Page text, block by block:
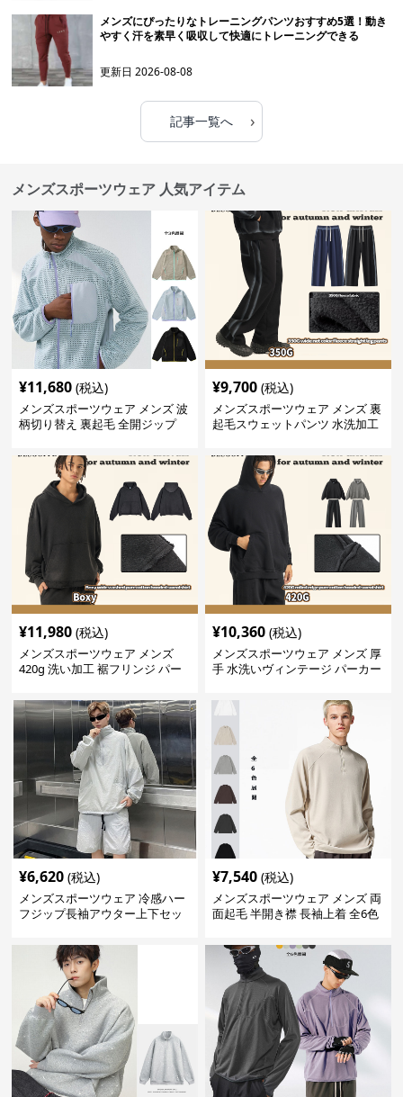
メンズにぴったりなトレーニングパンツおすすめ5選！動き
やすく汗を素早く吸収して快適にトレーニングできる
更新日2026-08-08
記事一覧へ ›
メンズスポーツウェア 人気アイテム
¥11,680 (税込)
メンズスポーツウェア メンズ 波
柄切り替え 裏起毛 全開ジップ
¥9,700 (税込)
メンズスポーツウェア メンズ 裏
起毛スウェットパンツ 水洗加工
¥11,980 (税込)
メンズスポーツウェア メンズ
420g 洗い加工 裾フリンジ パー
¥10,360 (税込)
メンズスポーツウェア メンズ 厚
手 水洗いヴィンテージ パーカー
¥6,620 (税込)
メンズスポーツウェア 冷感ハー
フジップ長袖アウター上下セッ
¥7,540 (税込)
メンズスポーツウェア メンズ 両
面起毛 半開き襟 長袖上着 全6色